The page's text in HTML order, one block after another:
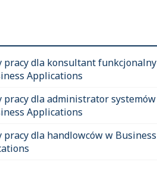
pracy dla konsultant funkcjonalny
Applications
pracy dla administrator systemów
Applications
pracy dla handlowców w Business